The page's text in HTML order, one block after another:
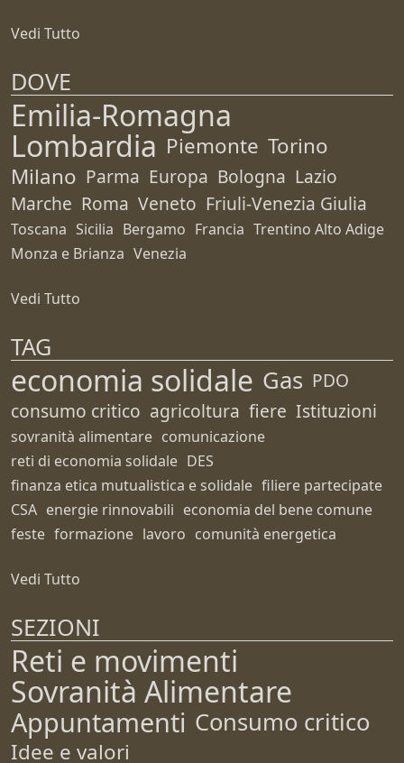
Vedi Tutto
DOVE
Emilia-Romagna
Lombardia Piemonte Torino
Milano Parma Europa Bologna Lazio
Marche Roma Veneto Friuli-Venezia Giulia
Toscana Sicilia Bergamo Francia Trentino Alto Adige
Monza e Brianza Venezia
Vedi Tutto
TAG
economia solidale Gas PDO
consumo critico agricoltura fiere Istituzioni
sovranità alimentare comunicazione
reti di economia solidale DES
finanza etica mutualistica e solidale filiere partecipate
CSA energie rinnovabili economia del bene comune
feste formazione lavoro comunità energetica
Vedi Tutto
SEZIONI
Reti e movimenti
Sovranità Alimentare
Appuntamenti Consumo critico
Idee e valori